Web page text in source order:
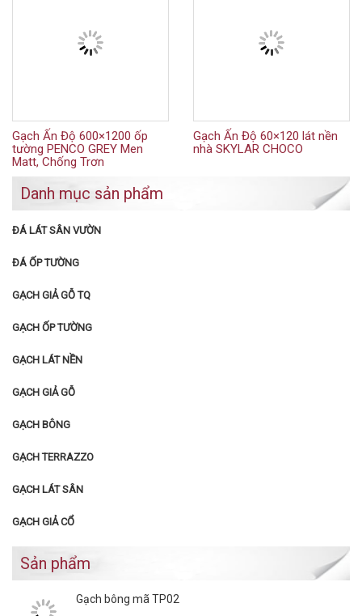
Gạch Ấn Độ 600×1200 ốp
tường PENCO GREY Men
Matt, Chống Trơn
Gạch Ấn Độ 60×120 lát nền
nhà SKYLAR CHOCO
Danh mục sản phẩm
ĐÁ LÁT SÂN VƯỜN
ĐÁ ỐP TƯỜNG
GẠCH GIẢ GỖ TQ
GẠCH ỐP TƯỜNG
GẠCH LÁT NỀN
GẠCH GIẢ GỖ
GẠCH BÔNG
GẠCH TERRAZZO
GẠCH LÁT SÂN
GẠCH GIẢ CỔ
Sản phẩm
Gạch bông mã TP02